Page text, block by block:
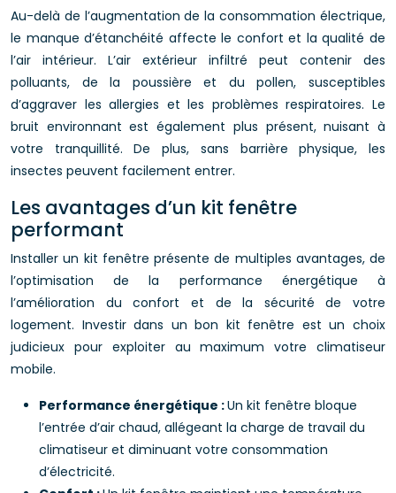
Au-delà de l’augmentation de la consommation électrique,
le manque d’étanchéité affecte le confort et la qualité de
l’air intérieur. L’air extérieur infiltré peut contenir des
polluants, de la poussière et du pollen, susceptibles
d’aggraver les allergies et les problèmes respiratoires. Le
bruit environnant est également plus présent, nuisant à
votre tranquillité. De plus, sans barrière physique, les
insectes peuvent facilement entrer.
Les avantages d’un kit fenêtre
performant
Installer un kit fenêtre présente de multiples avantages, de
l’optimisation de la performance énergétique à
l’amélioration du confort et de la sécurité de votre
logement. Investir dans un bon kit fenêtre est un choix
judicieux pour exploiter au maximum votre climatiseur
mobile.
Performance énergétique :Un kit fenêtre bloque
l’entrée d’air chaud, allégeant la charge de travail du
climatiseur et diminuant votre consommation
d’électricité.